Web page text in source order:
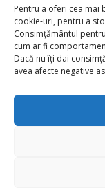
Pentru a oferi cea mai
cookie-uri, pentru a
Consimțământul
cum ar fi
Dacă nu îți dai
avea afecte negative
Ansys
APS
Arduino
Arm
Asentics
ATEN
ATTEND
Abonament la